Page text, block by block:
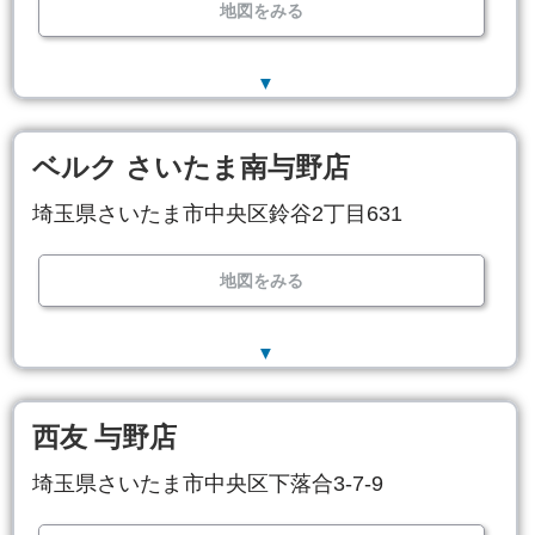
地図をみる
▼
ベルク さいたま南与野店
埼玉県さいたま市中央区鈴谷2丁目631
地図をみる
▼
西友 与野店
埼玉県さいたま市中央区下落合3-7-9